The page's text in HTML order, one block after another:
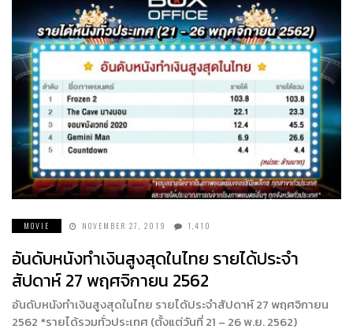
MOVIE NOVEMBER 27, 2019 1,410
อันดับหนังทำเงินสูงสุดในไทย รายได้ประจำ
สัปดาห์ 27 พฤศจิกายน 2562
อันดับหนังทำเงินสูงสุดในไทย รายได้ประจำสัปดาห์ 27 พฤศจิกายน
2562 *รายได้รวมทั่วประเทศ (ตั้งแต่วันที่ 21 – 26 พ.ย. 2562)